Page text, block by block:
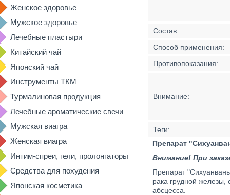
Женское здоровье
Мужское здоровье
Лечебные пластыри
Китайский чай
Японский чай
Инструменты ТКМ
Турмалиновая продукция
Лечебные ароматические свечи
Мужская виагра
Женская виагра
Интим-спреи, гели, пролонгаторы
Средства для похудения
Японская косметика
Состав:
Способ применения:
Противопоказания:
Внимание:
Теги:
Препарат
Внимание! При
Препарат
рака грудной железы,
абсцесса.